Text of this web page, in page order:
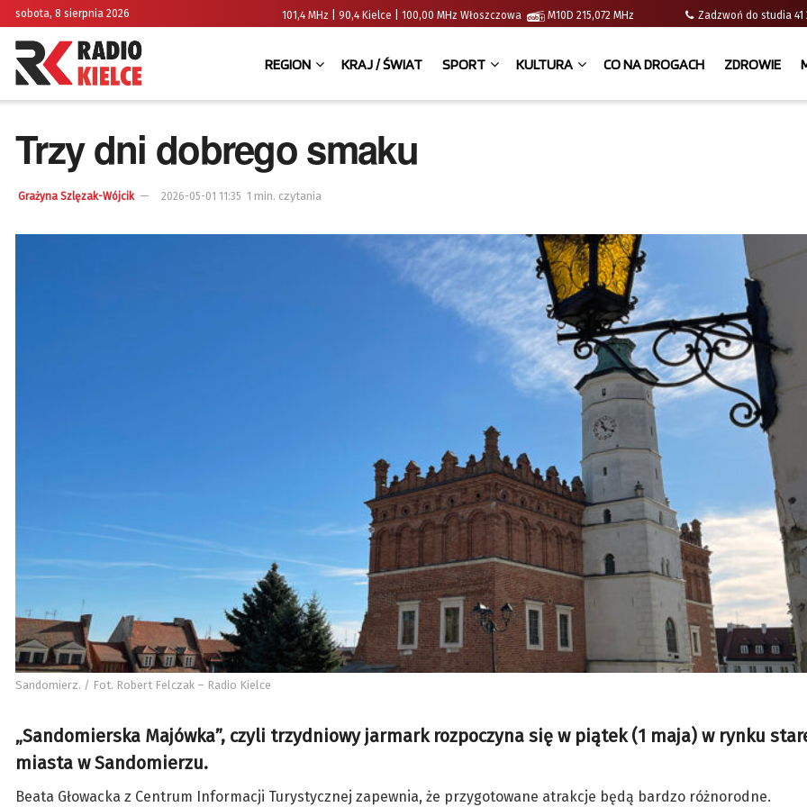
sobota, 8 sierpnia 2026 101,4 MHz | 90,4 Kielce | 100,00 MHz Włoszczowa M10D 215,072 MHz Zadzwoń do studia
REGION KRAJ / ŚWIAT SPORT KULTURA CO NA DROGACH ZDROWIE
Trzy dni dobrego smaku
Grażyna Szlęzak-Wójcik 2026-05-01 11:35 1 min. czytania
Sandomierz. / Fot. Robert Felczak – Radio Kielce
„Sandomierska Majówka”, czyli trzydniowy jarmark rozpoczyna się w piątek (1 maja) w rynku
miasta w Sandomierzu.
Beata Głowacka z Centrum Informacji Turystycznej zapewnia, że przygotowane atrakcje będą bardzo różnorodne.